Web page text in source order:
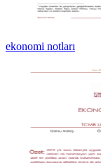
ekonomi notları